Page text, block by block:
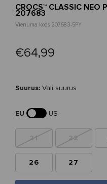
CROCS™ CLASSIC NEO
207683
Vienuma kods 207683-5PY
€64,99
Suurus: Vali suurus
EU
US
21 22
26 27